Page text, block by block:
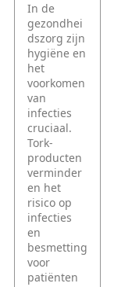
In de
gezondhei
dszorg zijn
hygiëne en
het
voorkomen
van
infecties
cruciaal.
Tork-
producten
verminder
en het
risico op
infecties
en
besmetting
voor
patiënten